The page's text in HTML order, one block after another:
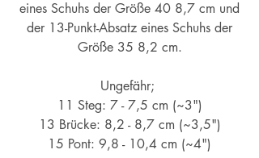
eines Schuhs der Größe 40 8,7 cm und
der 13-Punkt-Absatz eines Schuhs der
Größe 35 8,2 cm.
Ungefähr;
11 Steg: 7 - 7,5 cm (~3")
13 Brücke: 8,2 - 8,7 cm (~3,5")
15 Pont: 9,8 - 10,4 cm (~4")